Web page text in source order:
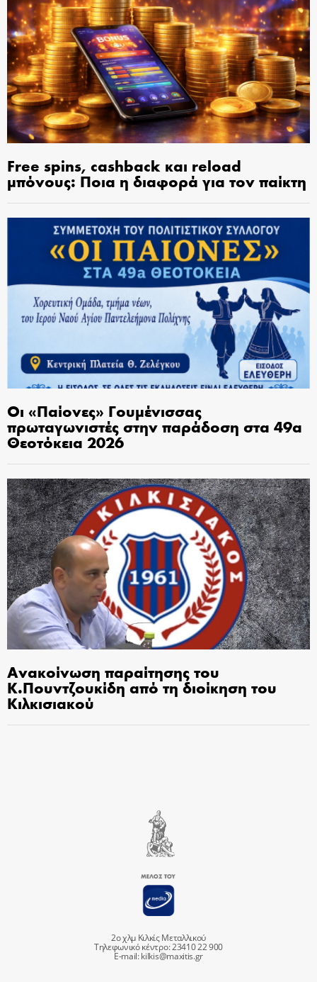
Free spins, cashback και reload
μπόνους: Ποια η διαφορά για τον παίκτη
Οι «Παίονες» Γουμένισσας
πρωταγωνιστές στην παράδοση στα 49α
Θεοτόκεια 2026
Ανακοίνωση παραίτησης του
Κ.Πουντζουκίδη από τη διοίκηση του
Κιλκισιακού
2ο χλμ Κιλκίς Μεταλλικού
Τηλεφωνικό κέντρο: 23410 22 900
E-mail:kilkis@maxitis.gr